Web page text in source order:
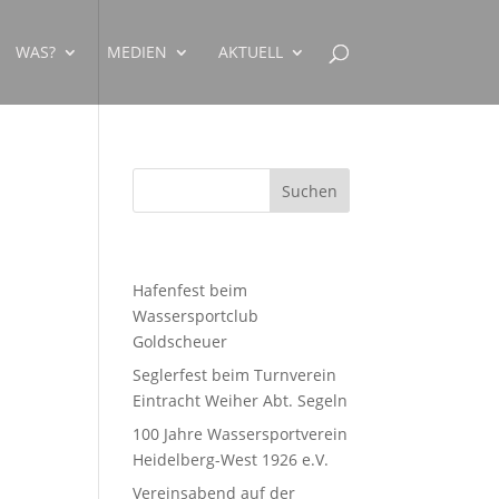
WAS? MEDIEN AKTUELL
Hafenfest beim
Wassersportclub
Goldscheuer
Seglerfest beim Turnverein
Eintracht Weiher Abt. Segeln
100 Jahre Wassersportverein
Heidelberg-West 1926 e.V.
Vereinsabend auf der